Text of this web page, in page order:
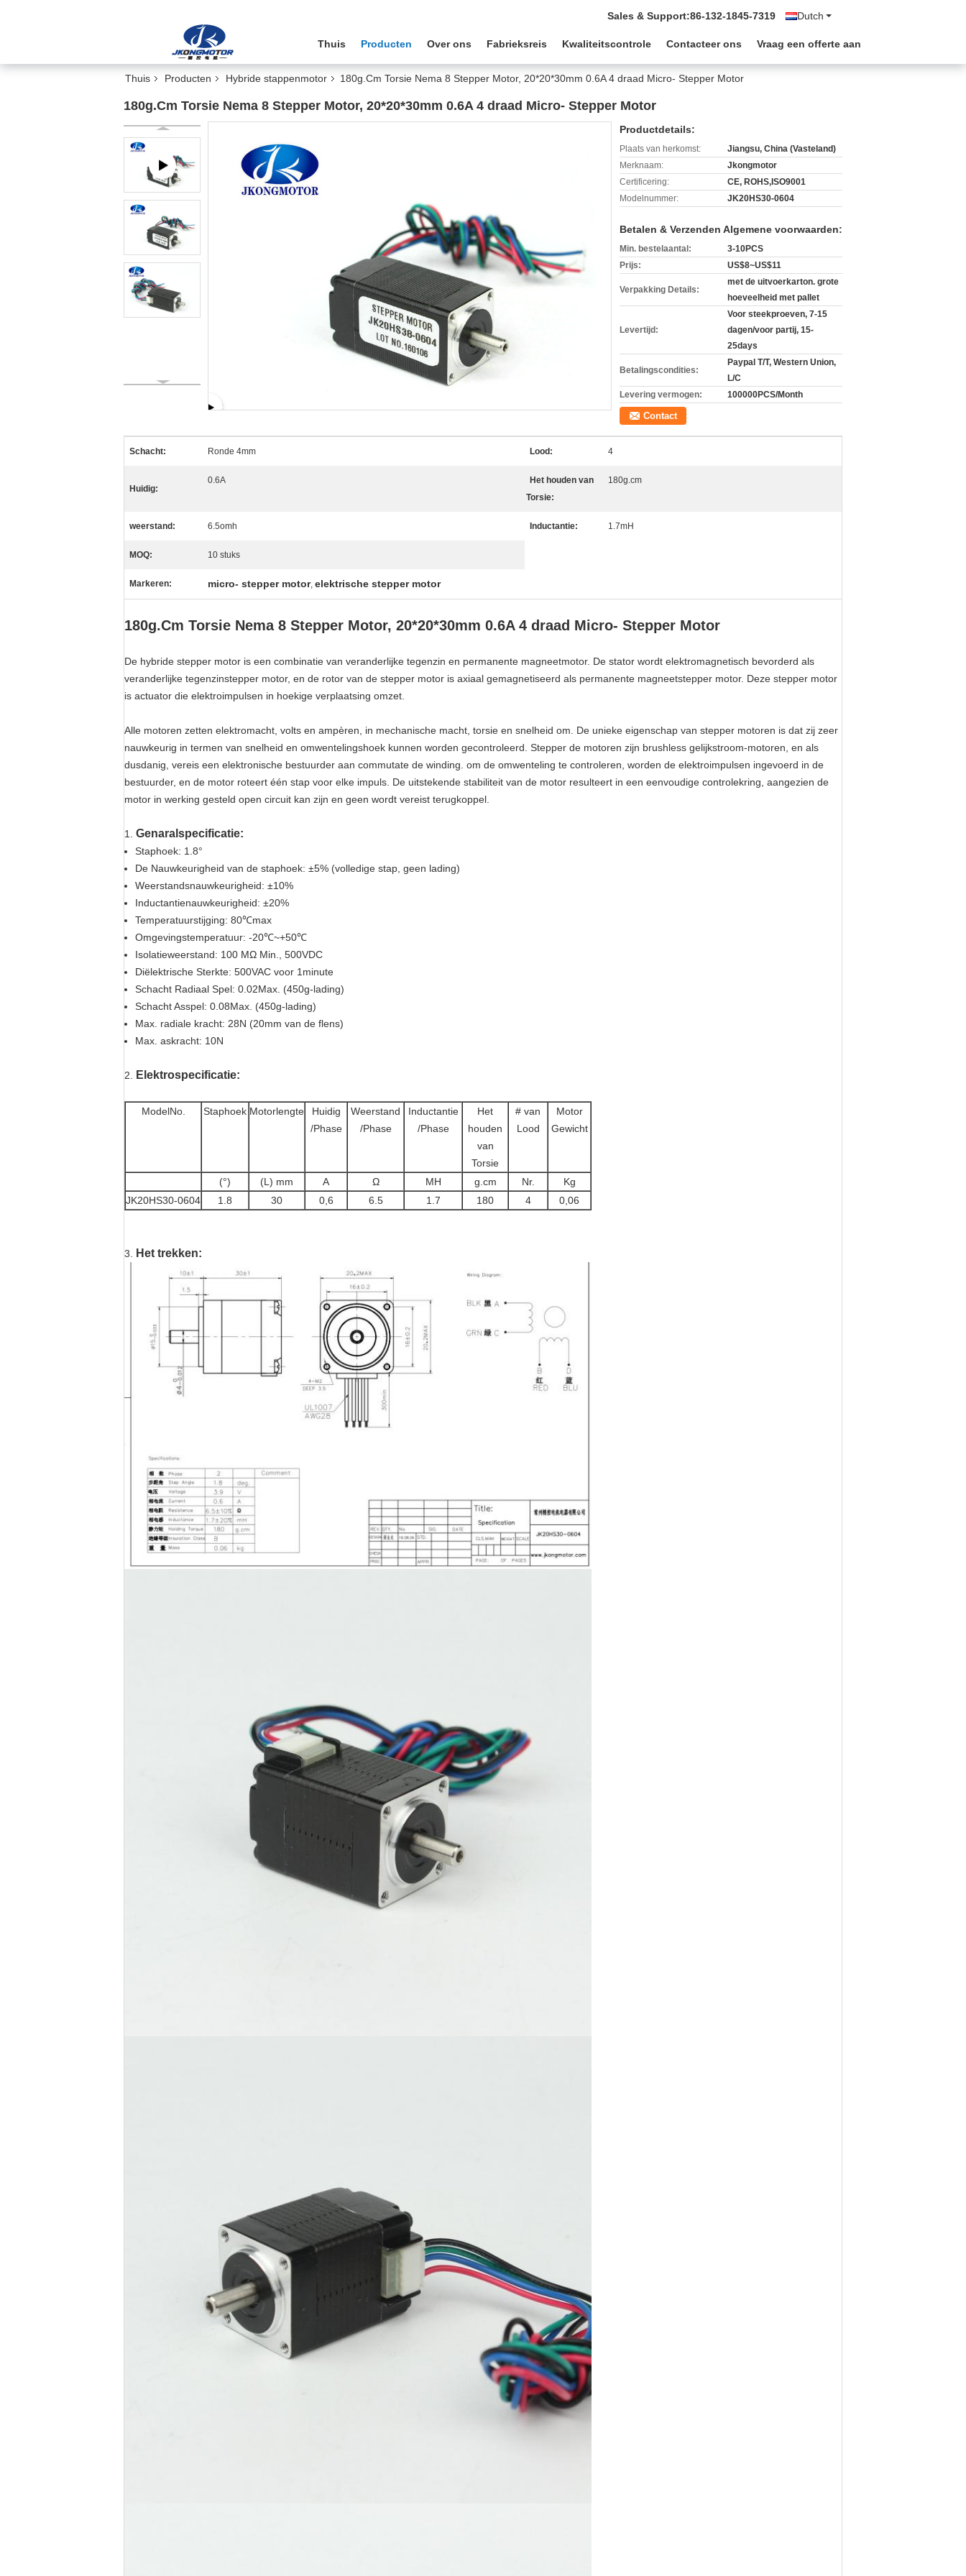
Dutch
Sales & Support:86-132-1845-7319
Thuis Producten Over ons Fabrieksreis Kwaliteitscontrole Contacteer ons Vraag een offerte aan
Thuis Producten Hybride stappenmotor 180g.Cm Torsie Nema 8 Stepper Motor, 20*20*30mm 0.6A 4 draad Micro- Stepper Motor
180g.Cm Torsie Nema 8 Stepper Motor, 20*20*30mm 0.6A 4 draad Micro- Stepper Motor
Productdetails:
Plaats van herkomst:
Jiangsu, China (Vasteland)
Merknaam:
Jkongmotor
Certificering:
CE, ROHS,ISO9001
Modelnummer:
JK20HS30-0604
Betalen & Verzenden Algemene voorwaarden:
Min. bestelaantal:
3-10PCS
Prijs:
US$8~US$11
Verpakking Details:
met de uitvoerkarton. grote
hoeveelheid met pallet
Levertijd:
Voor steekproeven, 7-15
dagen/voor partij, 15-
25days
Betalingscondities:
Paypal T/T, Western Union,
L/C
Levering vermogen:
100000PCS/Month
Contact
Schacht: Ronde 4mm Lood: 4
Huidig:
0.6A
Het houden van
Torsie:
180g.cm
weerstand: 6.5omh Inductantie: 1.7mH
MOQ: 10 stuks
Markeren: micro- stepper motor, elektrische stepper motor
180g.Cm Torsie Nema 8 Stepper Motor, 20*20*30mm 0.6A 4 draad Micro- Stepper Motor
De hybride stepper motor is een combinatie van veranderlijke tegenzin en permanente magneetmotor. De stator wordt elektromagnetisch bevorderd als
veranderlijke tegenzinstepper motor, en de rotor van de stepper motor is axiaal gemagnetiseerd als permanente magneetstepper motor. Deze stepper motor
is actuator die elektroimpulsen in hoekige verplaatsing omzet.
Alle motoren zetten elektromacht, volts en ampèren, in mechanische macht, torsie en snelheid om. De unieke eigenschap van stepper motoren is dat zij zeer
nauwkeurig in termen van snelheid en omwentelingshoek kunnen worden gecontroleerd. Stepper de motoren zijn brushless gelijkstroom-motoren, en als
dusdanig, vereis een elektronische bestuurder aan commutate de winding. om de omwenteling te controleren, worden de elektroimpulsen ingevoerd in de
bestuurder, en de motor roteert één stap voor elke impuls. De uitstekende stabiliteit van de motor resulteert in een eenvoudige controlekring, aangezien de
motor in werking gesteld open circuit kan zijn en geen wordt vereist terugkoppel.
1. Genaralspecificatie:
Staphoek: 1.8°
De Nauwkeurigheid van de staphoek: ±5% (volledige stap, geen lading)
Weerstandsnauwkeurigheid: ±10%
Inductantienauwkeurigheid: ±20%
Temperatuurstijging: 80℃max
Omgevingstemperatuur: -20℃~+50℃
Isolatieweerstand: 100 MΩ Min., 500VDC
Diëlektrische Sterkte: 500VAC voor 1minute
Schacht Radiaal Spel: 0.02Max. (450g-lading)
Schacht Asspel: 0.08Max. (450g-lading)
Max. radiale kracht: 28N (20mm van de flens)
Max. askracht: 10N
2. Elektrospecificatie:
ModelNo. Staphoek Motorlengte
Huidig
/Phase
Weerstand
/Phase
Inductantie
/Phase
Het
houden
van
Torsie
# van
Lood
Motor
Gewicht
(°) (L) mm A Ω MH g.cm Nr.
Kg
JK20HS30-0604
1.8 30 0,6 6.5 1.7 180 4 0,06
3. Het trekken: